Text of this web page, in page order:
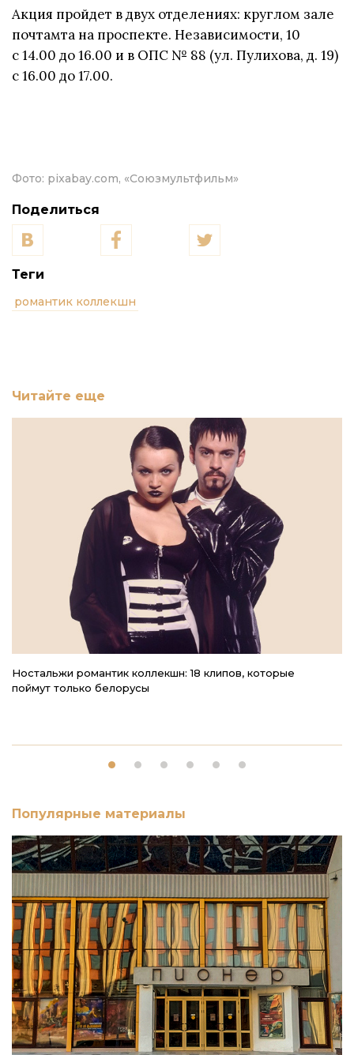
Акция пройдет в двух отделениях: круглом зале
почтамта на проспекте. Независимости, 10
с 14.00 до 16.00 и в ОПС № 88 (ул. Пулихова, д. 19)
с 16.00 до 17.00.
Фото: pixabay.com, «Союзмультфильм»
Поделиться
Теги
романтик коллекшн
Читайте еще
Ностальжи романтик коллекшн: 18 клипов, которые
поймут только белорусы
Популярные материалы